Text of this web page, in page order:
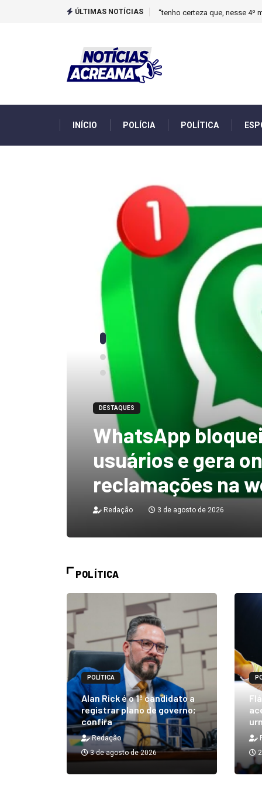
ÚLTIMAS NOTÍCIAS Novo boletim indica El Niño
INÍCIO POLÍCIA POLÍTICA
DESTAQUES
“tenho certeza
mandato, Lula
ficar no Senado”,
Redação 3 de agosto de 2026
POLÍTICA
POLÍTICA
Alan Rick é o 1º candidato a
registrar plano de governo;
confira
Redação
3 de agosto de 2026